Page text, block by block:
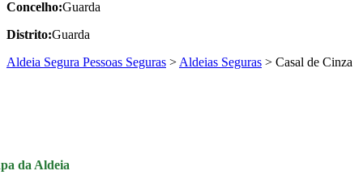
Concelho:Guarda
Distrito:Guarda
Aldeia Segura Pessoas Seguras > Aldeias Seguras > Casal de Cinza
da Aldeia